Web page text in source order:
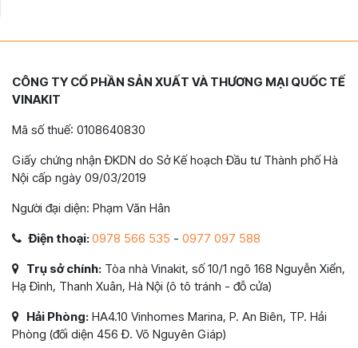
CÔNG TY CỔ PHẦN SẢN XUẤT VÀ THƯƠNG MẠI QUỐC TẾ
VINAKIT
Mã số thuế: 0108640830
Giấy chứng nhận ĐKDN do Sở Kế hoạch Đầu tư Thành phố Hà
Nội cấp ngày 09/03/2019
Người đại diện: Phạm Văn Hân
Điện thoại:0978 566 535 - 0977 097 588
Trụ sở chính: Tòa nhà Vinakit, số 10/1 ngõ 168 Nguyễn Xiển,
Hạ Đình, Thanh Xuân, Hà Nội (ô tô tránh - đỗ cửa)
Hải Phòng: HA4.10 Vinhomes Marina, P. An Biên, TP. Hải
Phòng (đối diện 456 Đ. Võ Nguyên Giáp)